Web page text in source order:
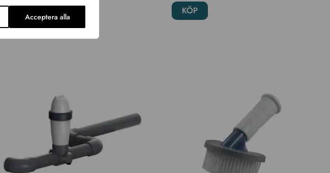
Acceptera alla
2 695kr
KÖP
KÖP